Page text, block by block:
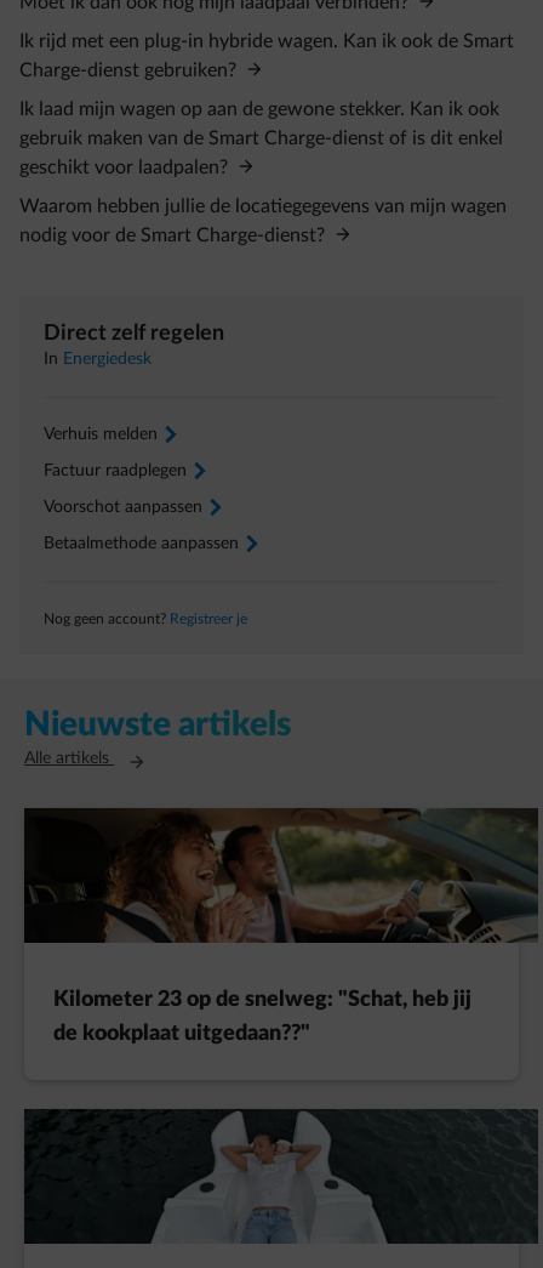
Ik rijd met een plug-in hybride wagen. Kan ik ook de Smart
Charge-dienst gebruiken?
Ik laad mijn wagen op aan de gewone stekker. Kan ik ook
gebruik maken van de Smart Charge-dienst of is dit enkel
geschikt voor laadpalen?
Waarom hebben jullie de locatiegegevens van mijn wagen
nodig voor de Smart Charge-dienst?
Direct zelf regelen
In Energiedesk
Verhuis melden arrow-right
Factuur raadplegen arrow-right
Voorschot aanpassen arrow-right
Betaalmethode aanpassen arrow-right
Nog geen account? Registreer je
Nieuwste artikels
Alle artikels Opent in een nieuw tabblad
Kilometer 23 op de snelweg: "Schat, heb jij
de kookplaat uitgedaan??"